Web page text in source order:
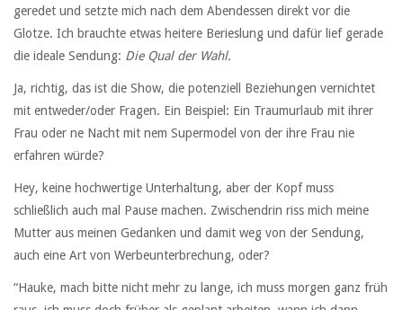
geredet und setzte mich nach dem Abendessen direkt vor die
Glotze. Ich brauchte etwas heitere Berieslung und dafür lief gerade
die ideale Sendung: Die Qual der Wahl.
Ja, richtig, das ist die Show, die potenziell Beziehungen vernichtet
mit entweder/oder Fragen. Ein Beispiel: Ein Traumurlaub mit ihrer
Frau oder ne Nacht mit nem Supermodel von der ihre Frau nie
erfahren würde?
Hey, keine hochwertige Unterhaltung, aber der Kopf muss
schließlich auch mal Pause machen. Zwischendrin riss mich meine
Mutter aus meinen Gedanken und damit weg von der Sendung,
auch eine Art von Werbeunterbrechung, oder?
“Hauke, mach bitte nicht mehr zu lange, ich muss morgen ganz früh